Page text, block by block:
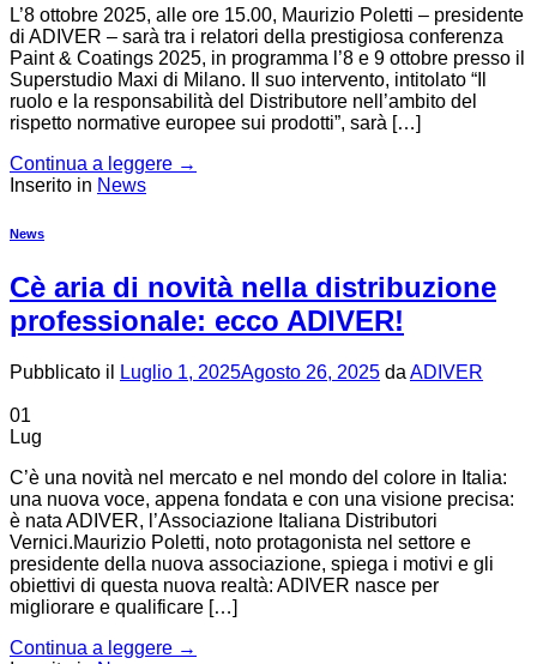
L’8 ottobre 2025, alle ore 15.00, Maurizio Poletti – presidente
di ADIVER – sarà tra i relatori della prestigiosa conferenza
Paint & Coatings 2025, in programma l’8 e 9 ottobre presso il
Superstudio Maxi di Milano. Il suo intervento, intitolato “Il
ruolo e la responsabilità del Distributore nell’ambito del
rispetto normative europee sui prodotti”, sarà […]
Continua a leggere →
Inserito in News
News
Cè aria di novità nella distribuzione
professionale: ecco ADIVER!
Pubblicato il Luglio 1, 2025Agosto 26, 2025 da ADIVER
01
Lug
C’è una novità nel mercato e nel mondo del colore in Italia:
una nuova voce, appena fondata e con una visione precisa:
è nata ADIVER, l’Associazione Italiana Distributori
Vernici.Maurizio Poletti, noto protagonista nel settore e
presidente della nuova associazione, spiega i motivi e gli
obiettivi di questa nuova realtà: ADIVER nasce per
migliorare e qualificare […]
Continua a leggere →